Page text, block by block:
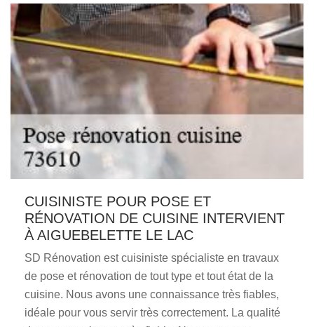
CUISINISTE POUR POSE ET
RÉNOVATION DE CUISINE INTERVIENT
À AIGUEBELETTE LE LAC
SD Rénovation est cuisiniste spécialiste en travaux
de pose et rénovation de tout type et tout état de la
cuisine. Nous avons une connaissance très fiables,
idéale pour vous servir très correctement. La qualité